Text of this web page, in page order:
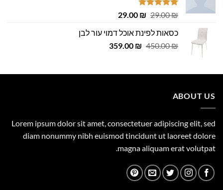
דורג4.75
29.00₪
המחיר
היה:
29.00 ₪.
29.00 ₪
המחיר
הוא:
29.00 ₪.
כסאות לפינת אוכל דמוי עור לבן
450.00₪
המחיר
450.00 ₪.
359.00 ₪
המחיר
359.00 ₪.
ABOUT US
Lorem ipsum dolor sit amet, consectetuer adipiscing elit, sed
diam nonummy nibh euismod tincidunt ut laoreet dolore
magna aliquam erat volutpat.